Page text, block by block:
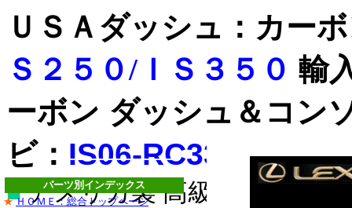
パーツ別インデックス
★ ＨＯＭＥ：総合トップページ
ＵＳＡダッシュ：カー
Ｓ２５０/ＩＳ３５０ 輸
ーボン ダッシュ＆コン
ビ： IS06-RC33N-BL
■アメリカ製 高級ドレスア